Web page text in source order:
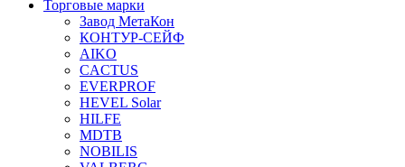
Торговые марки
Завод МетаКон
КОНТУР-СЕЙФ
AIKO
CACTUS
EVERPROF
HEVEL Solar
HILFE
MDTB
NOBILIS